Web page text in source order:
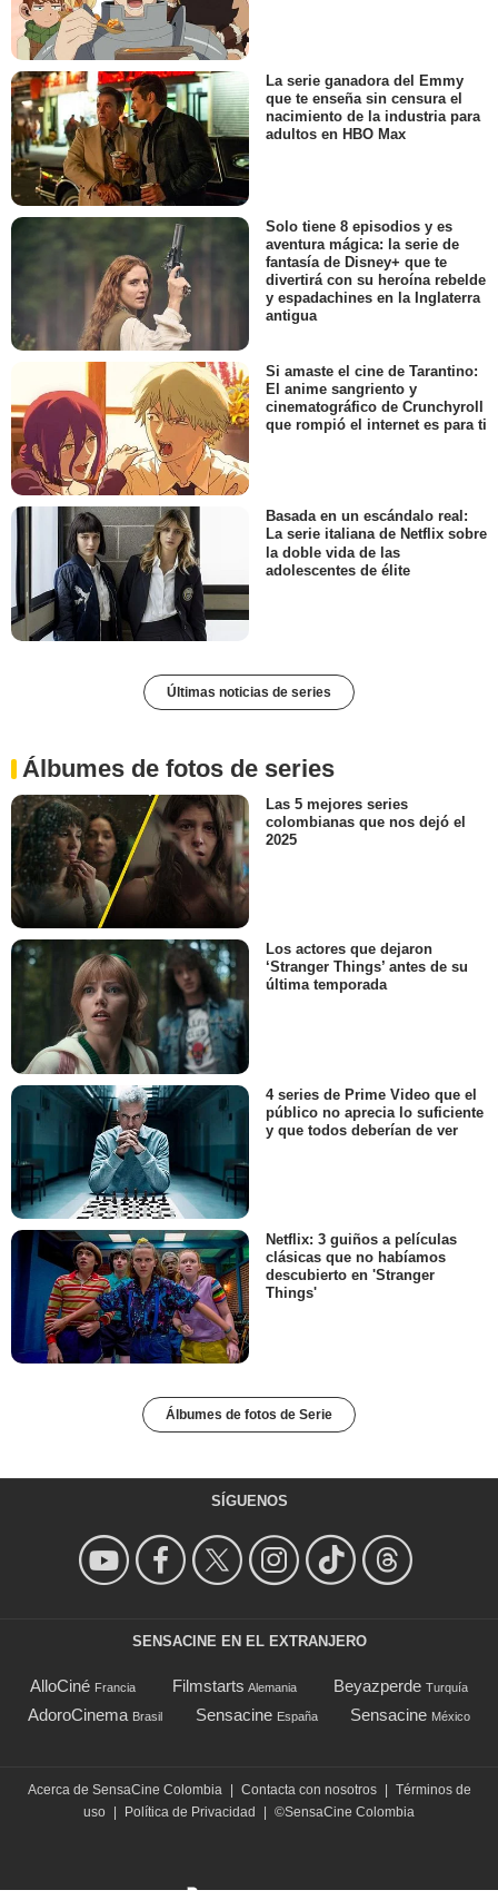
La serie ganadora del Emmy
que te enseña sin censura el
nacimiento de la industria para
adultos en HBO Max
Solo tiene 8 episodios y es
aventura mágica: la serie de
fantasía de Disney+ que te
divertirá con su heroína rebelde
y espadachines en la Inglaterra
antigua
Si amaste el cine de Tarantino:
El anime sangriento y
cinematográfico de Crunchyroll
que rompió el internet es para ti
Basada en un escándalo real:
La serie italiana de Netflix sobre
la doble vida de las
adolescentes de élite
Últimas noticias de series
Álbumes de fotos de series
Las 5 mejores series
colombianas que nos dejó el
2025
Los actores que dejaron
‘Stranger Things’ antes de su
última temporada
4 series de Prime Video que el
público no aprecia lo suficiente
y que todos deberían de ver
Netflix: 3 guiños a películas
clásicas que no habíamos
descubierto en 'Stranger
Things'
Álbumes de fotos de Serie
SÍGUENOS
SENSACINE EN EL EXTRANJERO
AlloCiné Francia Filmstarts Alemania Beyazperde Turquía
AdoroCinema Brasil Sensacine España Sensacine México
Acerca de SensaCine Colombia Contacta con nosotros
Términos de
uso
Política de Privacidad ©SensaCine Colombia